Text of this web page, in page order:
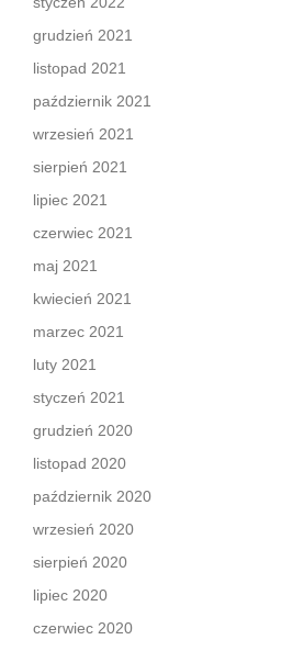
grudzień 2021
listopad 2021
październik 2021
wrzesień 2021
sierpień 2021
lipiec 2021
czerwiec 2021
maj 2021
kwiecień 2021
marzec 2021
luty 2021
styczeń 2021
grudzień 2020
listopad 2020
październik 2020
wrzesień 2020
sierpień 2020
lipiec 2020
czerwiec 2020